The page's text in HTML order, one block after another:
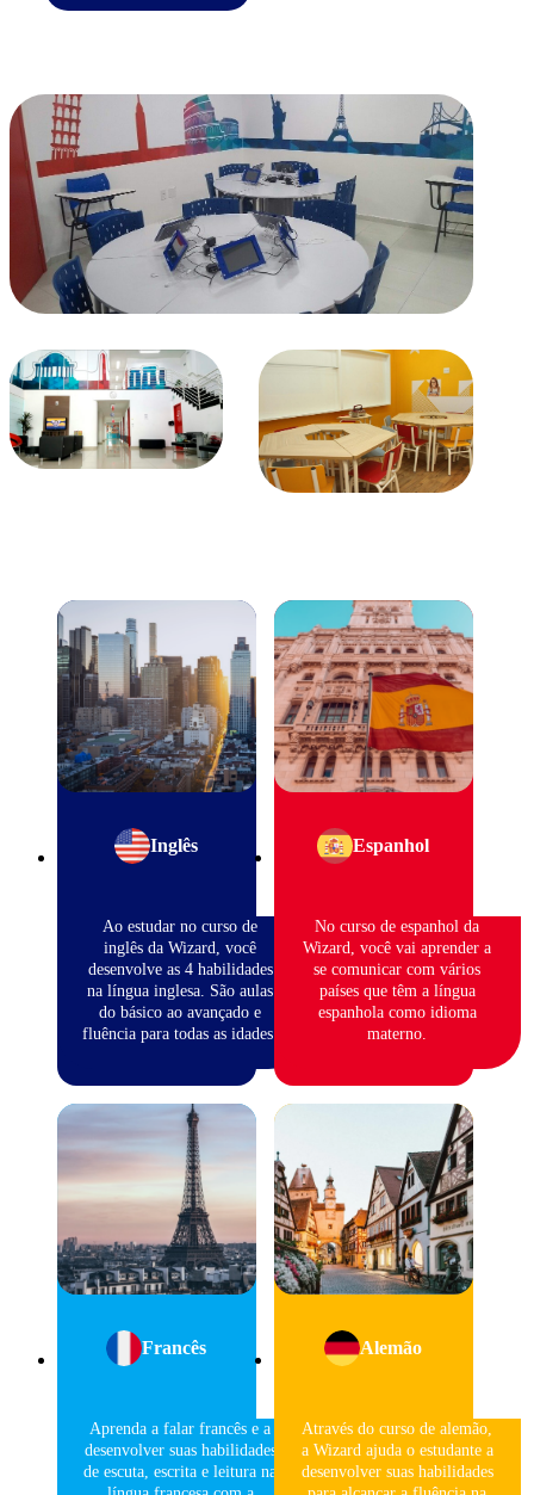
Inglês
Ao estudar no curso de
inglês da Wizard, você
desenvolve as 4 habilidades
na língua inglesa. São aulas
do básico ao avançado e
fluência para todas as idades.
Espanhol
No curso de espanhol da
Wizard, você vai aprender a
se comunicar com vários
países que têm a língua
espanhola como idioma
materno.
Francês
Aprenda a falar francês e a
desenvolver suas habilidades
de escuta, escrita e leitura na
Alemão
Através do curso de alemão,
a Wizard ajuda o estudante a
desenvolver suas habilidades